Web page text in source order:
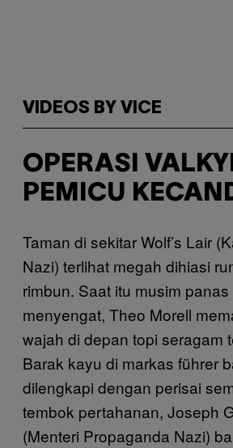
VIDEOS BY VICE
OPERASI
PEMICU
Taman di sekitar Wolf’s Lair
Nazi) terlihat megah dihiasi
rimbun. Saat itu musim
menyengat, Theo Morell
wajah di depan topi seragam
Barak kayu di markas führer
dilengkapi dengan perisai
tembok pertahanan, Joseph
(Menteri Propaganda Nazi)